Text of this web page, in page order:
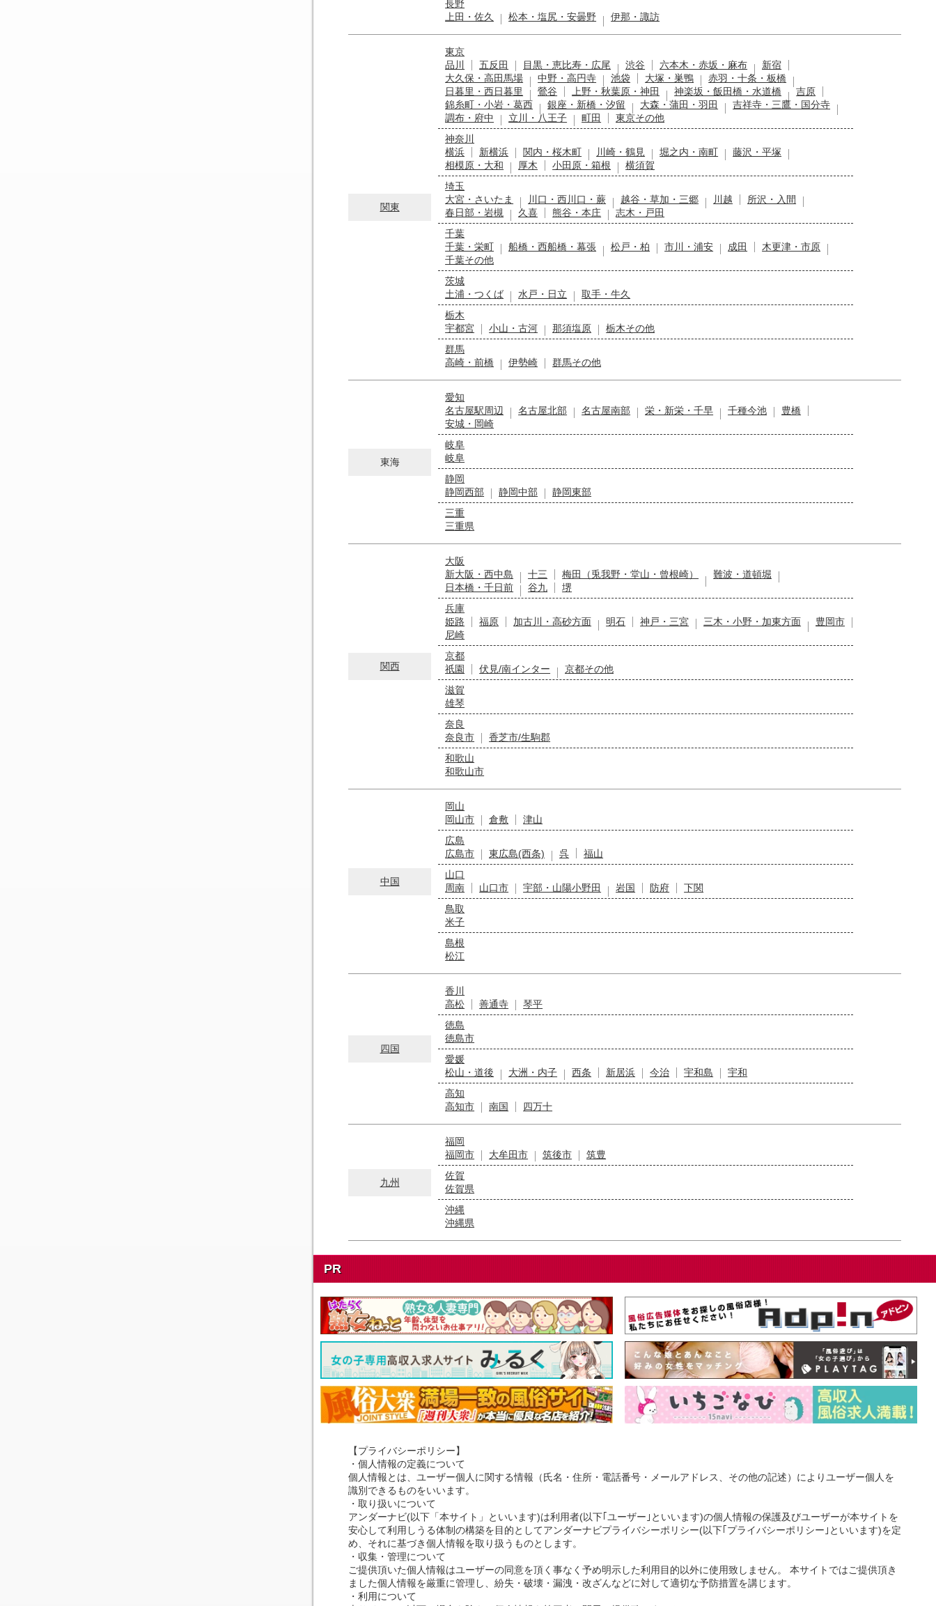
長野
上田・佐久
松本・塩尻・安曇野 伊那・諏訪
関東
東京
品川
五反田 目黒・恵比寿・広尾 渋谷 六本木・赤坂・麻布
新宿
大久保・高田馬場
中野・高円寺 池袋 大塚・巣鴨
赤羽・十条・板橋
日暮里・西日暮里
鶯谷 上野・秋葉原・神田 神楽坂・飯田橋・水道橋
吉原
錦糸町・小岩・葛西
銀座・新橋・汐留 大森・蒲田・羽田
吉祥寺・三鷹・国分寺
調布・府中
立川・八王子 町田
東京その他
神奈川
横浜
新横浜 関内・桜木町 川崎・鶴見 堀之内・南町
藤沢・平塚
相模原・大和
厚木 小田原・箱根
横須賀
埼玉
大宮・さいたま
川口・西川口・蕨 越谷・草加・三郷 川越
所沢・入間
春日部・岩槻
久喜 熊谷・本庄
志木・戸田
千葉
千葉・栄町
船橋・西船橋・幕張 松戸・柏 市川・浦安 成田
木更津・市原
千葉その他
茨城
土浦・つくば
水戸・日立
取手・牛久
栃木
宇都宮
小山・古河 那須塩原
栃木その他
群馬
高崎・前橋
伊勢崎 群馬その他
東海
愛知
名古屋駅周辺
名古屋北部 名古屋南部 栄・新栄・千早 千種今池
豊橋
安城・岡崎
岐阜
岐阜
静岡
静岡西部
静岡中部
静岡東部
三重
三重県
関西
大阪
新大阪・西中島
十三 梅田（兎我野・堂山・曾根崎）
難波・道頓堀
日本橋・千日前
谷九
堺
兵庫
姫路
福原 加古川・高砂方面 明石 神戸・三宮 三木・小野・加東方面
豊岡市
尼崎
京都
祇園
伏見/南インター
京都その他
滋賀
雄琴
奈良
奈良市
香芝市/生駒郡
和歌山
和歌山市
中国
岡山
岡山市
倉敷
津山
広島
広島市
東広島(西条) 呉
福山
山口
周南
山口市 宇部・山陽小野田 岩国 防府
下関
鳥取
米子
島根
松江
四国
香川
高松
善通寺
琴平
徳島
徳島市
愛媛
松山・道後
大洲・内子 西条 新居浜 今治 宇和島
宇和
高知
高知市
南国 四万十
九州
福岡
福岡市
大牟田市 筑後市
筑豊
佐賀
佐賀県
沖縄
沖縄県
PR
【プライバシーポリシー】
・個人情報の定義について
個人情報とは、ユーザー個人に関する情報（氏名・住所・電話番号・メールアドレス、その他の記述）によりユーザー個人を
識別できるものをいいます。
・取り扱いについて
アンダーナビ(以下「本サイト」といいます)は利用者(以下｢ユーザー｣といいます)の個人情報の保護及びユーザーが本サイトを
安心して利用しうる体制の構築を目的としてアンダーナビプライバシーポリシー(以下｢プライバシーポリシー｣といいます)を定
め、それに基づき個人情報を取り扱うものとします。
・収集・管理について
ご提供頂いた個人情報はユーザーの同意を頂く事なく予め明示した利用目的以外に使用致しません。 本サイトではご提供頂き
ました個人情報を厳重に管理し、紛失・破壊・漏洩・改ざんなどに対して適切な予防措置を講じます。
・利用について